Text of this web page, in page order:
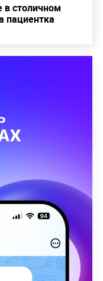
в столичном
пациентка